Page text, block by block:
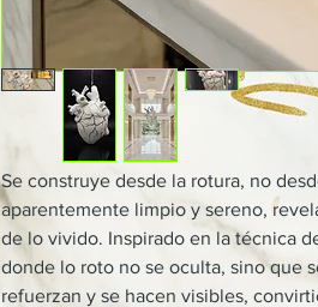
Se construye desde la rotura, no
aparentemente limpio y sereno,
de lo vivido. Inspirado en la técnica
donde lo roto no se oculta, sino que
refuerzan y se hacen visibles,